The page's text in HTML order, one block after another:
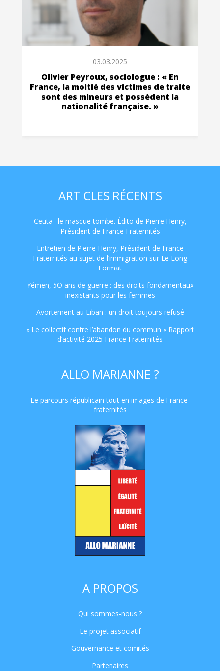
03.03.2025
Olivier Peyroux, sociologue : « En
France, la moitié des victimes de traite
sont des mineurs et possèdent la
nationalité française. »
ARTICLES RÉCENTS
Ceuta : le masque tombe. Édito de Pierre Henry,
Président de France Fraternités
Entretien de Pierre Henry, Président de France
Fraternités au sujet de l’immigration sur Le Long
Format
Yémen, 5O ans de guerre : des droits fondamentaux
inexistants pour les femmes
Avortement au Liban : un droit toujours refusé
« Le collectif contre l’abandon du commun » Rapport
d’activité 2025 France Fraternités
ALLO MARIANNE ?
Le parcours républicain tout en images de France-
fraternités
A PROPOS
Qui sommes-nous ?
Le projet associatif
Gouvernance et comités
Partenaires